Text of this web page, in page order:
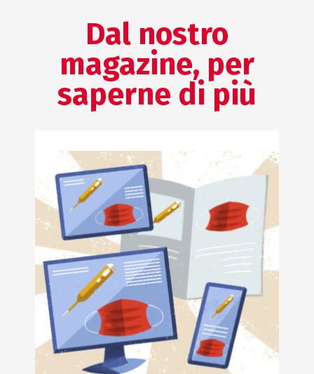
Dal nostro
magazine, per
saperne di più